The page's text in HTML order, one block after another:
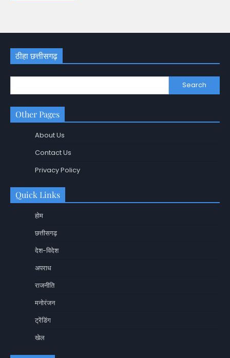
ठीहा छत्तीसगढ़
Search
Other Pages
About Us
Contact Us
Privacy Policy
Quick Links
होम
छत्तीसगढ़
देश-विदेश
अपराध
राजनीति
मनोरंजन
ट्रेंडिंग
खेल